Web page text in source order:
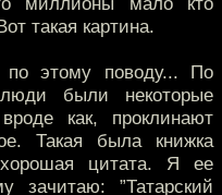
такая картина.
этому поводу... По
были некоторые
как, проклинают
Такая была книжка
цитата. Я ее
зачитаю: ”Татарский